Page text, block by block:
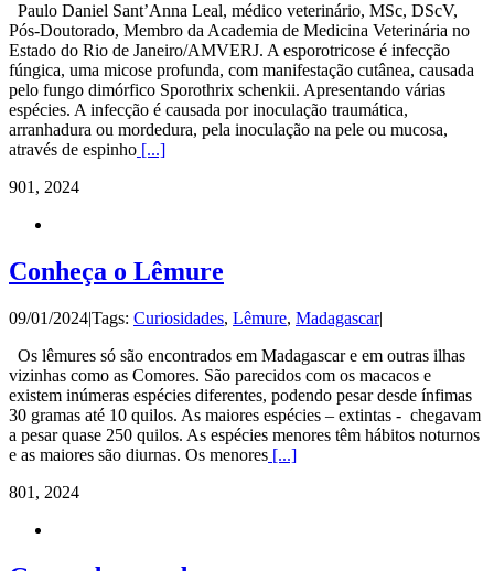
Paulo Daniel Sant’Anna Leal, médico veterinário, MSc, DScV,
Pós-Doutorado, Membro da Academia de Medicina Veterinária no
Estado do Rio de Janeiro/AMVERJ. A esporotricose é infecção
fúngica, uma micose profunda, com manifestação cutânea, causada
pelo fungo dimórfico Sporothrix schenkii. Apresentando várias
espécies. A infecção é causada por inoculação traumática,
arranhadura ou mordedura, pela inoculação na pele ou mucosa,
através de espinho [...]
901, 2024
Conheça o Lêmure
09/01/2024|Tags: Curiosidades, Lêmure, Madagascar|
Os lêmures só são encontrados em Madagascar e em outras ilhas
vizinhas como as Comores. São parecidos com os macacos e
existem inúmeras espécies diferentes, podendo pesar desde ínfimas
30 gramas até 10 quilos. As maiores espécies – extintas - chegavam
a pesar quase 250 quilos. As espécies menores têm hábitos noturnos
e as maiores são diurnas. Os menores [...]
801, 2024